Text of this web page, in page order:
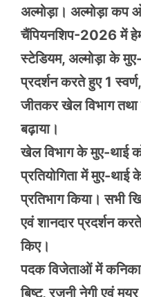
अल्मोड़ा। अल्मोड़ा कप
चैंपियनशिप-2026 में
स्टेडियम, अल्मोड़ा के
प्रदर्शन करते हुए 1
जीतकर खेल विभाग तथा
बढ़ाया।
खेल विभाग के मुए-थाई
प्रतियोगिता में मुए-
प्रतिभाग किया। सभी
एवं शानदार प्रदर्शन
किए।
पदक विजेताओं में कनिका
बिष्ट, रजनी नेगी एवं